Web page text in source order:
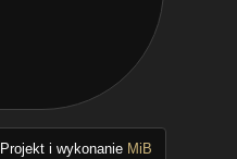
Projekt i wykonanie MiB